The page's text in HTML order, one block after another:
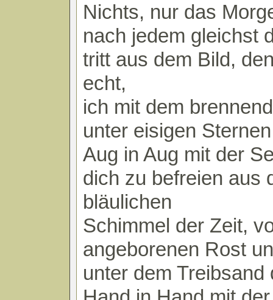
Nichts, nur das
nach jedem gleichst
tritt aus dem Bild,
echt,
ich mit dem
unter eisigen
Aug in Aug mit der
dich zu befreien aus
bläulichen
Schimmel der Zeit,
angeborenen Rost
unter dem Treibsand